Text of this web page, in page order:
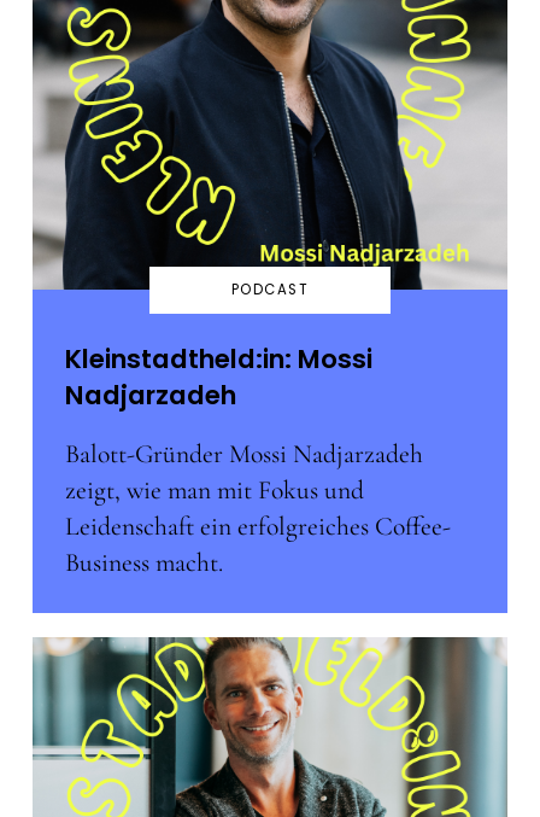
PODCAST
Kleinstadtheld:in: Mossi
Nadjarzadeh
Balott-Gründer Mossi Nadjarzadeh
zeigt, wie man mit Fokus und
Leidenschaft ein erfolgreiches Coffee-
Business macht.